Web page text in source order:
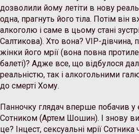
дозволили йому летіти в нову
одна, прагнуть його тіла. Потім він
алкоголю і саме в цьому стані
Салтикова). Хто вона? VIP-дівчина,
жінки його мрії (вона повна
балеті)? Адже все, що відбулося
реальністю, так і алкогольними
до смерті Хому.
Панночку глядач вперше побачив у
Сотником (Артем Шошин). І знову
це? Інцест, сексуальні мрії